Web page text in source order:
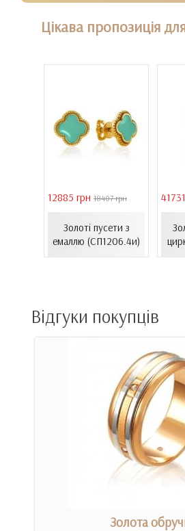
Цікава пропозиція
12885 грн 18407 грн
Золоті пусети з
емаллю (СП1206.4и)
Відгуки покупців
Золота